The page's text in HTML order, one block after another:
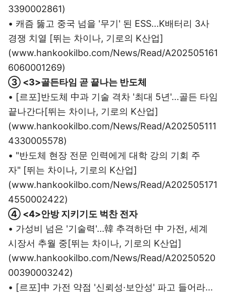
3390002861)
• 캐즘 뚫고 중국 넘을 '무기' 된 ESS...K배터리 3사
경쟁 치열 [뛰는 차이나, 기로의 K산업]
(www.hankookilbo.com/News/Read/A202505161
6060001269)
③ <3>골든타임 곧 끝나는 반도체
• [르포]반도체 中과 기술 격차 '최대 5년'...골든 타임
끝나간다[뛰는 차이나, 기로의 K산업]
(www.hankookilbo.com/News/Read/A202505111
4330005578)
• "반도체 현장 전문 인력에게 대학 강의 기회 주
자" [뛰는 차이나, 기로의 K산업]
(www.hankookilbo.com/News/Read/A202505171
4550002422)
④ <4>안방 지키기도 벅찬 전자
• 가성비 넘은 '기술력'...韓 추격하던 中 가전, 세계
시장서 추월 중[뛰는 차이나, 기로의 K산업]
(www.hankookilbo.com/News/Read/A20250520
00390003242)
• [르포]中 가전 약점 '신뢰성·보안성' 파고 들어라...